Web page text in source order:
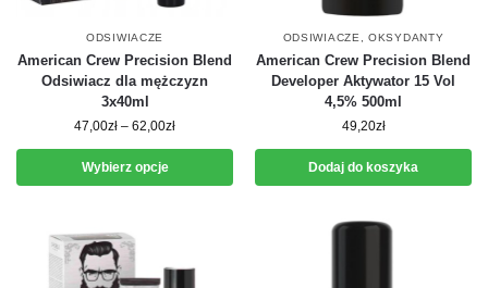
ODSIWIACZE
American Crew Precision Blend
Odsiwiacz dla mężczyzn
3x40ml
47,00zł – 62,00zł
Wybierz opcje
ODSIWIACZE ,OKSYDANTY
American Crew Precision Blend
Developer Aktywator 15 Vol
4,5% 500ml
49,20zł
Dodaj do koszyka